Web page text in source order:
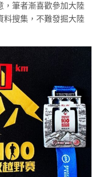
，筆者漸喜歡參加大陸
料搜集，不難發掘大陸